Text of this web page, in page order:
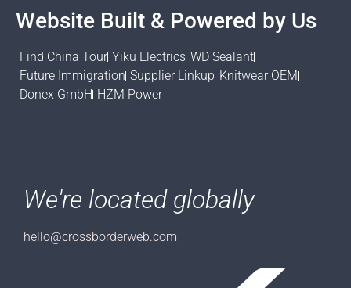
Website Built & Powered by Us
Find China Tour Yiku Electrics WD Sealant
Future Immigration Supplier Linkup Knitwear OEM
Donex GmbH HZM Power
We're located globally
hello@crossborderweb.com